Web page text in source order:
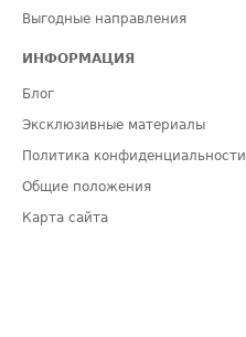
Выгодные направления
ИНФОРМАЦИЯ
Блог
Эксклюзивные материалы
Политика конфиденциальности
Общие положения
Карта сайта